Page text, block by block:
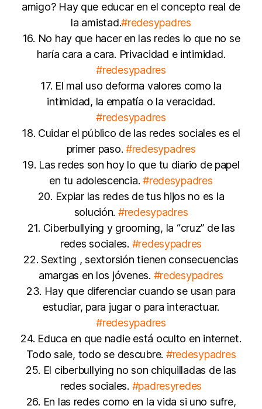
amigo? Hay que educar en el concepto real de
la amistad.#redesypadres
16. No hay que hacer en las redes lo que no se
haría cara a cara. Privacidad e intimidad.
#redesypadres
17. El mal uso deforma valores como la
intimidad, la empatía o la veracidad.
#redesypadres
18. Cuidar el público de las redes sociales es el
primer paso. #redesypadres
19. Las redes son hoy lo que tu diario de papel
en tu adolescencia.#redesypadres
20. Expiar las redes de tus hijos no es la
solución. #redesypadres
21. Ciberbullying y grooming, la “cruz” de las
redes sociales. #redesypadres
22. Sexting , sextorsión tienen consecuencias
amargas en los jóvenes. #redesypadres
23. Hay que diferenciar cuando se usan para
estudiar, para jugar o para interactuar.
#redesypadres
24. Educa en que nadie está oculto en internet.
Todo sale, todo se descubre. #redesypadres
25. El ciberbullying no son chiquilladas de las
redes sociales. #padresyredes
26. En las redes como en la vida si uno sufre,